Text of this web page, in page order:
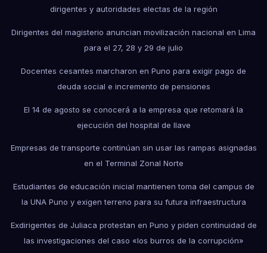
dirigentes y autoridades electas de la región
Dirigentes del magisterio anuncian movilización nacional en Lima
para el 27, 28 y 29 de julio
Docentes cesantes marcharon en Puno para exigir pago de
deuda social e incremento de pensiones
El 14 de agosto se conocerá a la empresa que retomará la
ejecución del hospital de Ilave
Empresas de transporte continúan sin usar las rampas asignadas
en el Terminal Zonal Norte
Estudiantes de educación inicial mantienen toma del campus de
la UNA Puno y exigen terreno para su futura infraestructura
Exdirigentes de Juliaca protestan en Puno y piden continuidad de
las investigaciones del caso «los burros de la corrupción»